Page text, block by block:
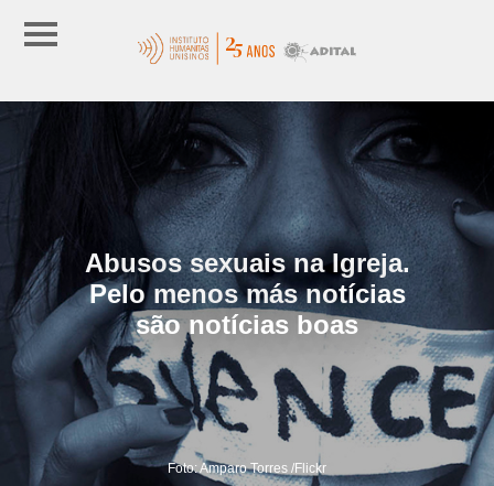
Abusos sexuais na Igreja.
Pelo menos más notícias
são notícias boas
Foto: Amparo Torres /Flickr